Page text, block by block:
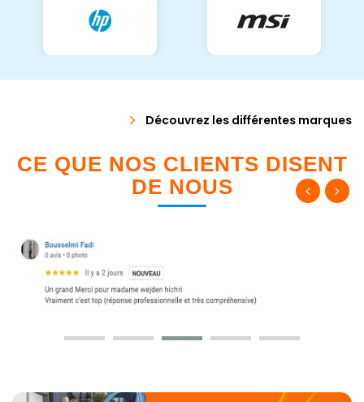
Découvrez les différentes marques
CE QUE NOS CLIENTS DISENT
DE NOUS